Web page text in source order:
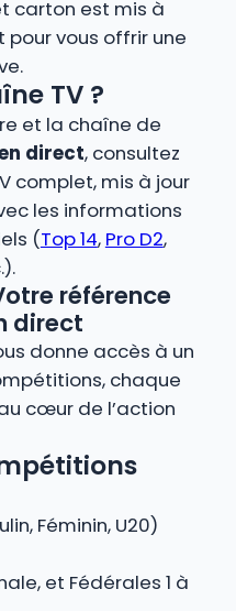
carton est mis à
vous offrir une
TV ?
et la chaîne de
direct, consultez
complet, mis à jour
les informations
(Top 14, Pro D2,
référence
direct
donne accès à un
chaque
cœur de l’action
Féminin, U20)
et Fédérales 1 à